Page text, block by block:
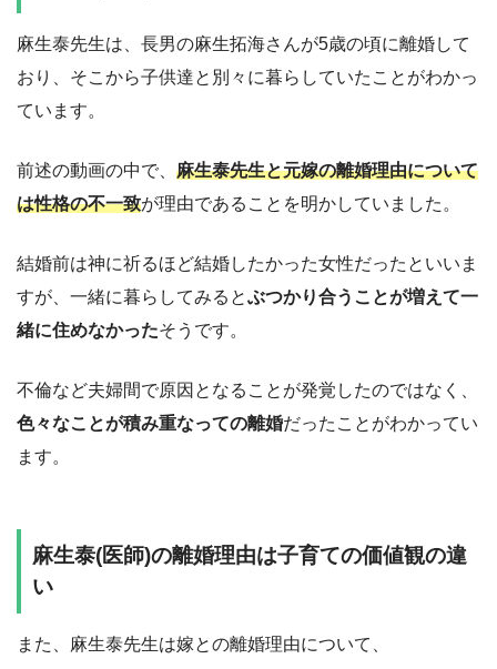
麻生泰先生は、長男の麻生拓海さんが5歳の頃に離婚して
おり、そこから子供達と別々に暮らしていたことがわかっ
ています。
前述の動画の中で、 麻生泰先生と元嫁の離婚理由について
は性格の不一致が理由であることを明かしていました。
結婚前は神に祈るほど結婚したかった女性だったといいま
すが、一緒に暮らしてみるとぶつかり合うことが増えて一
緒に住めなかったそうです。
不倫など夫婦間で原因となることが発覚したのではなく、
色々なことが積み重なっての離婚だったことがわかってい
ます。
麻生泰(医師)の離婚理由は子育ての価値観の違
い
また、麻生泰先生は嫁との離婚理由について、